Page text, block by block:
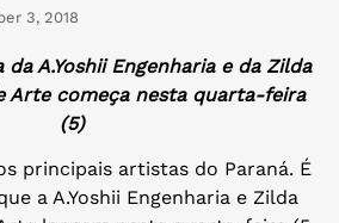
3, 2018
A.Yoshii Engenharia e da Zilda
Arte começa nesta quarta-feira
(5)
principais artistas do Paraná. É
a A.Yoshii Engenharia e Zilda